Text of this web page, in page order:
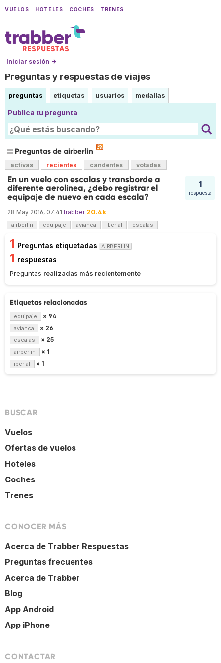
VUELOS HOTELES COCHES TRENES
Iniciar sesión →
Preguntas y respuestas de viajes
preguntas etiquetas usuarios medallas
Publica tu pregunta
Preguntas de airberlin
activas recientes candentes votadas
1
respuesta
En un vuelo con escalas y transborde a
diferente aerolínea, ¿debo registrar el
equipaje de nuevo en cada escala?
28 May 2016, 07:41 trabber 20.4k
airberlin equipaje avianca iberial escalas
1 Preguntas etiquetadas AIRBERLIN
1 respuestas
Preguntas realizadas más recientemente
Etiquetas relacionadas
equipaje × 94
avianca × 26
escalas × 25
airberlin × 1
iberial × 1
BUSCAR
Vuelos
Ofertas de vuelos
Hoteles
Coches
Trenes
CONOCER MÁS
Acerca de Trabber Respuestas
Preguntas frecuentes
Acerca de Trabber
Blog
App Android
App iPhone
CONTACTAR